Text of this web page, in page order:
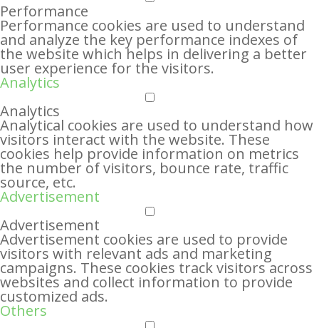
Performance
Performance cookies are used to understand
and analyze the key performance indexes of
the website which helps in delivering a better
user experience for the visitors.
Analytics
Analytics
Analytical cookies are used to understand how
visitors interact with the website. These
cookies help provide information on metrics
the number of visitors, bounce rate, traffic
source, etc.
Advertisement
Advertisement
Advertisement cookies are used to provide
visitors with relevant ads and marketing
campaigns. These cookies track visitors across
websites and collect information to provide
customized ads.
Others